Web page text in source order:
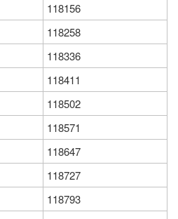
118156
118258
118336
118411
118502
118571
118647
118727
118793